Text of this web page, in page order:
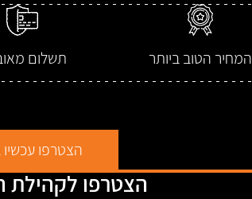
המחיר הטוב ביותר תשלום
הצטרפו
הצטרפו לקהילת